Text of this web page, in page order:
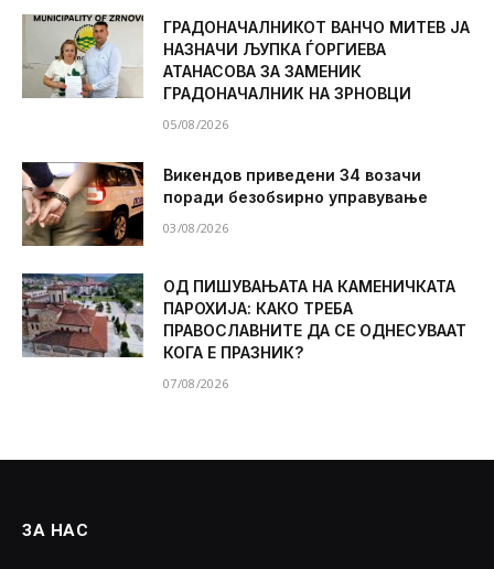
ГРАДОНАЧАЛНИКОТ ВАНЧО МИТЕВ ЈА
НАЗНАЧИ ЉУПКА ЃОРГИЕВА
АТАНАСОВА ЗА ЗАМЕНИК
ГРАДОНАЧАЛНИК НА ЗРНОВЦИ
05/08/2026
Викендов приведени 34 возачи
поради безобѕирно управување
03/08/2026
ОД ПИШУВАЊАТА НА КАМЕНИЧКАТА
ПАРОХИЈА: КАКО ТРЕБА
ПРАВОСЛАВНИТЕ ДА СЕ ОДНЕСУВААТ
КОГА Е ПРАЗНИК?
07/08/2026
ЗА НАС